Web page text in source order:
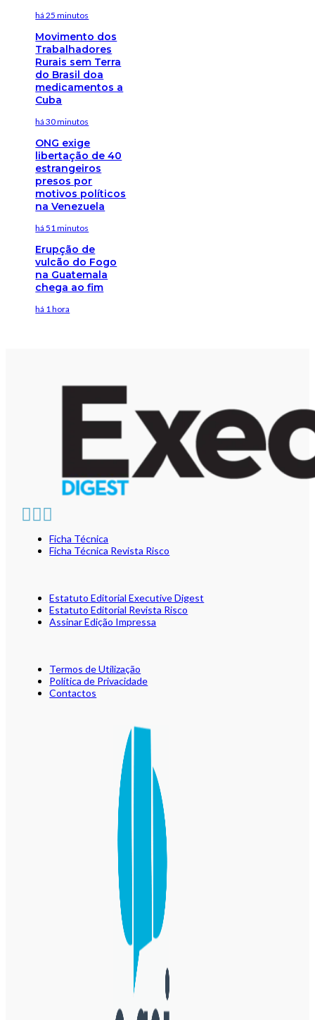
há 25 minutos
Movimento dos
Trabalhadores
Rurais sem Terra
do Brasil doa
medicamentos a
Cuba
há 30 minutos
ONG exige
libertação de 40
estrangeiros
presos por
motivos políticos
na Venezuela
há 51 minutos
Erupção de
vulcão do Fogo
na Guatemala
chega ao fim
há 1 hora
Ficha Técnica
Ficha Técnica Revista Risco
Estatuto Editorial Executive Digest
Estatuto Editorial Revista Risco
Assinar Edição Impressa
Termos de Utilização
Política de Privacidade
Contactos